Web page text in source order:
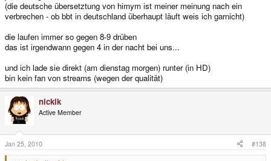
(die deutsche übersetztung von himym ist meiner meinung nach ein
verbrechen - ob bbt in deutschland überhaupt läuft weis ich garnicht)
die laufen immer so gegen 8-9 drüben
das ist irgendwann gegen 4 in der nacht bei uns...
und ich lade sie direkt (am dienstag morgen) runter (in HD)
bin kein fan von streams (wegen der qualität)
nickik
Active Member
Jan 25, 2010 #138